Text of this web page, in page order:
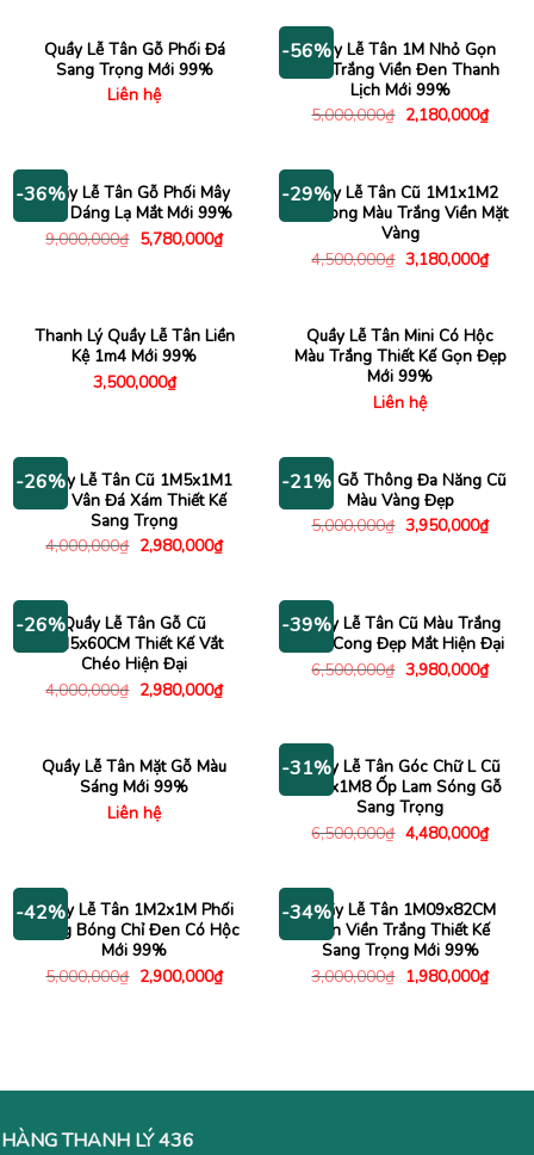
Quầy Lễ Tân Gỗ Phối Đá
Sang Trọng Mới 99%
Liên hệ
-56%
Quầy Lễ Tân 1M Nhỏ Gọn
Mặt Trắng Viền Đen Thanh
Lịch Mới 99%
5,000,000₫ Giá
gốc
2,180,000₫Giá
hiện
-36%Quầy Lễ Tân Gỗ Phối Mây
Kiểu Dáng Lạ Mắt Mới 99%
9,000,000₫ Giá
gốc
5,780,000₫Giá
hiện
-29%
Quầy Lễ Tân Cũ 1M1x1M2
Bo Cong Màu Trắng Viền Mặt
Vàng
4,500,000₫ Giá
gốc
3,180,000₫Giá
hiện
Thanh Lý Quầy Lễ Tân Liền
Kệ 1m4 Mới 99%
3,500,000₫
Quầy Lễ Tân Mini Có Hộc
Màu Trắng Thiết Kế Gọn Đẹp
Mới 99%
Liên hệ
-26%
Quầy Lễ Tân Cũ 1M5x1M1
Giả Vân Đá Xám Thiết Kế
Sang Trọng
4,000,000₫ Giá
gốc
2,980,000₫Giá
hiện
2,980,000₫.
-21%
Quầy Gỗ Thông Đa Năng Cũ
Màu Vàng Đẹp
5,000,000₫ Giá
gốc
3,950,000₫Giá
hiện
-26%Quầy Lễ Tân Gỗ Cũ
1M5x60CM Thiết Kế Vắt
Chéo Hiện Đại
4,000,000₫ Giá
gốc
2,980,000₫Giá
hiện
2,980,000₫.
-39%
Quầy Lễ Tân Cũ Màu Trắng
Uốn Cong Đẹp Mắt Hiện Đại
6,500,000₫ Giá
gốc
3,980,000₫Giá
hiện
Quầy Lễ Tân Mặt Gỗ Màu
Sáng Mới 99%
Liên hệ
-31%
Quầy Lễ Tân Góc Chữ L Cũ
2M4x1M8 Ốp Lam Sóng Gỗ
Sang Trọng
6,500,000₫ Giá
gốc
4,480,000₫Giá
hiện
-42%
Quầy Lễ Tân 1M2x1M Phối
Trắng Bóng Chỉ Đen Có Hộc
Mới 99%
5,000,000₫ Giá
gốc
2,900,000₫Giá
hiện
-34%Quầy Lễ Tân 1M09x82CM
Đen Viền Trắng Thiết Kế
Sang Trọng Mới 99%
3,000,000₫ Giá
gốc
1,980,000₫Giá
hiện
HÀNG THANH LÝ 436